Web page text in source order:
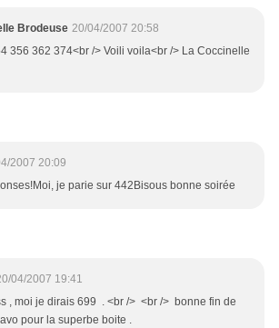
Brodeuse 20/04/2007 20:58
356 362 374<br /> Voili voila<br /> La Coccinelle
2007 20:09
je parie sur 442Bisous bonne soirée
04/2007 19:41
, moi je dirais 699 . <br /> <br /> bonne fin de
pour la superbe boite .